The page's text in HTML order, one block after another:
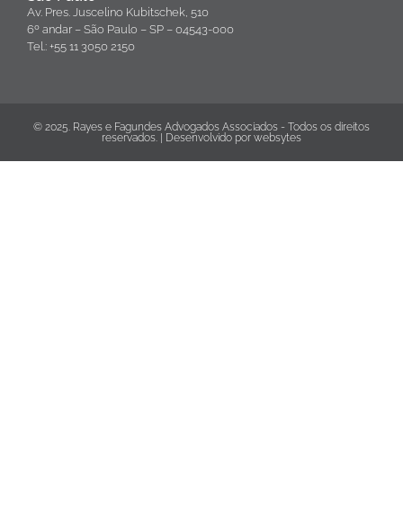
Av. Pres. Juscelino Kubitschek, 510
6º andar – São Paulo – SP – 04543-000
Tel.: +55 11 3050 2150
© 2025. Rayes e Fagundes Advogados Associados - Todos os direitos
reservados. | Desenvolvido por websytes